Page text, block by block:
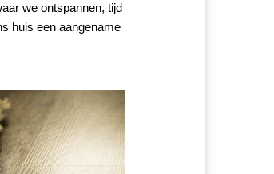
we ontspannen, tijd
huis een aangename